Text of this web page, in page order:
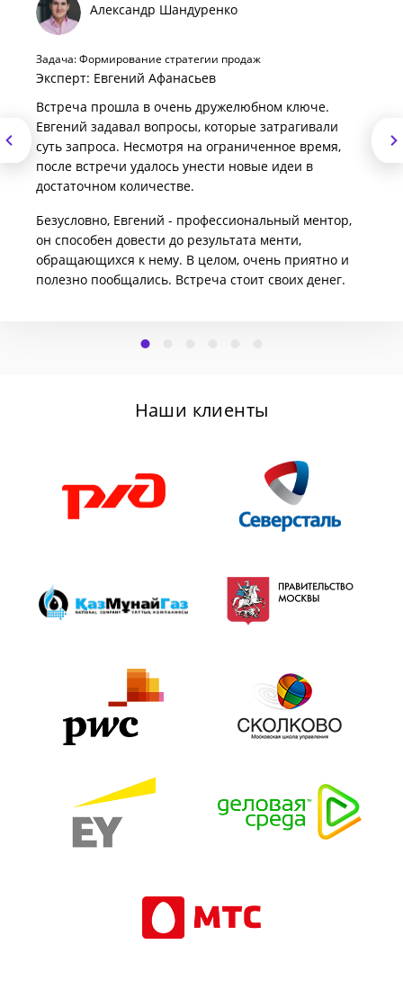
Александр Шандуренко
Задача: Формирование стратегии продаж
Эксперт: Евгений Афанасьев
Встреча прошла в очень дружелюбном ключе.
Евгений задавал вопросы, которые затрагивали
суть запроса. Несмотря на ограниченное время,
после встречи удалось унести новые идеи в
достаточном количестве.
Безусловно, Евгений - профессиональный ментор,
он способен довести до результата менти,
обращающихся к нему. В целом, очень приятно и
полезно пообщались. Встреча стоит своих денег.
Наши клиенты